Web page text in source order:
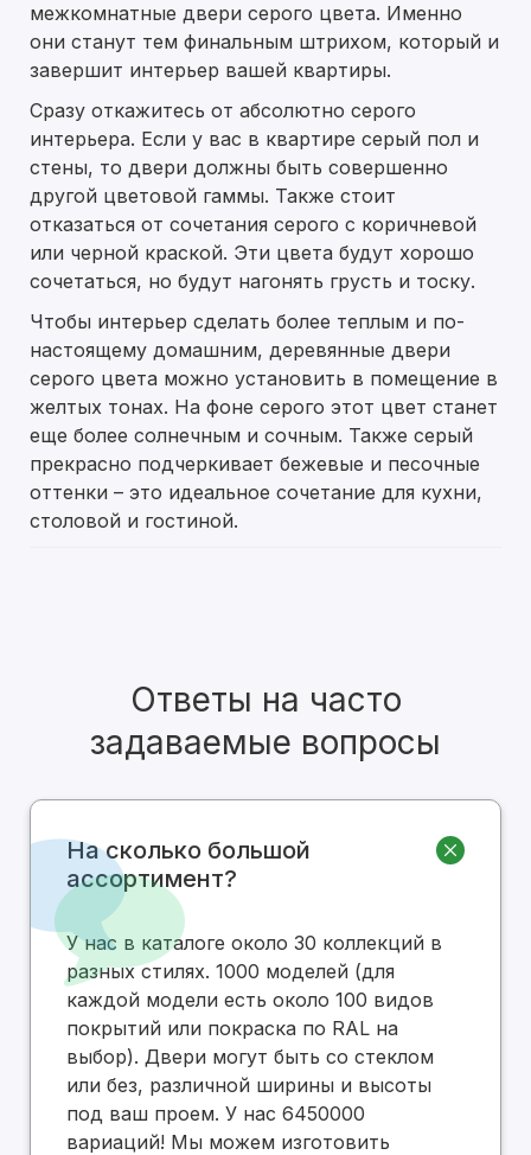
межкомнатные двери серого цвета. Именно
они станут тем финальным штрихом, который и
завершит интерьер вашей квартиры.
Сразу откажитесь от абсолютно серого
интерьера. Если у вас в квартире серый пол и
стены, то двери должны быть совершенно
другой цветовой гаммы. Также стоит
отказаться от сочетания серого с коричневой
или черной краской. Эти цвета будут хорошо
сочетаться, но будут нагонять грусть и тоску.
Чтобы интерьер сделать более теплым и по-
настоящему домашним, деревянные двери
серого цвета можно установить в помещение в
желтых тонах. На фоне серого этот цвет станет
еще более солнечным и сочным. Также серый
прекрасно подчеркивает бежевые и песочные
оттенки – это идеальное сочетание для кухни,
столовой и гостиной.
Ответы на часто
задаваемые вопросы
На сколько большой
ассортимент?
У нас в каталоге около 30 коллекций в
разных стилях. 1000 моделей (для
каждой модели есть около 100 видов
покрытий или покраска по RAL на
выбор). Двери могут быть со стеклом
или без, различной ширины и высоты
под ваш проем. У нас 6450000
вариаций! Мы можем изготовить